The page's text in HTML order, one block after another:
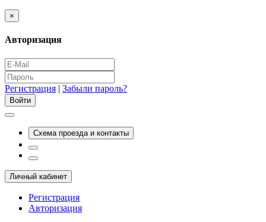
×
Авторизация
Регистрация | Забыли пароль?
Схема проезда и контакты
Личный кабинет
Регистрация
Авторизация